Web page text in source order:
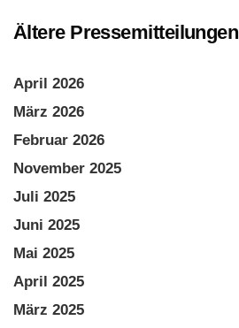
Ältere Pressemitteilungen
April 2026
März 2026
Februar 2026
November 2025
Juli 2025
Juni 2025
Mai 2025
April 2025
März 2025